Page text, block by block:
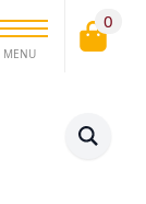
MENU
0